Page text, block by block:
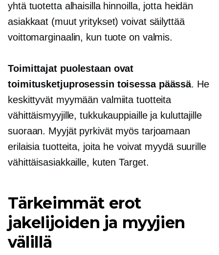
yhtä tuotetta alhaisilla hinnoilla, jotta heidän
asiakkaat (muut yritykset) voivat säilyttää
voittomarginaalin, kun tuote on valmis.
Toimittajat puolestaan ​​ovat
toimitusketjuprosessin toisessa päässä. He
keskittyvät myymään valmiita tuotteita
vähittäismyyjille, tukkukauppiaille ja kuluttajille
suoraan. Myyjät pyrkivät myös tarjoamaan
erilaisia ​​tuotteita, joita he voivat myydä suurille
vähittäisasiakkaille, kuten Target.
Tärkeimmät erot
jakelijoiden ja myyjien
välillä